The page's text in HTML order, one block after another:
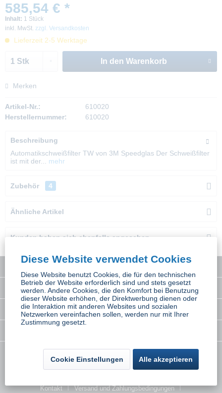
585,54 € *
Inhalt: 1 Stück
inkl. MwSt. zzgl. Versandkosten
Lieferzeit 2-5 Werktage
In den Warenkorb
Merken
Artikel-Nr.:
610020
Herstellernummer:
610020
Beschreibung
Automatikschweißfilter TW von 3M Speedglas Der Schweißfilter
ist mit der...
mehr
Zubehör 4
Ähnliche Artikel
Kunden haben sich ebenfalls angesehen
Interessantes
Rechtliches
* Alle Preise inkl. gesetzl. Mehrwertsteuer zzgl. Versandkostenwenn nicht
anders beschrieben
Kontakt Versand und Zahlungsbedingungen
Diese Website verwendet Cookies
Diese Website benutzt Cookies, die für den technischen
Betrieb der Website erforderlich sind und stets gesetzt
werden. Andere Cookies, die den Komfort bei Benutzung
dieser Website erhöhen, der Direktwerbung dienen oder
die Interaktion mit anderen Websites und sozialen
Netzwerken vereinfachen sollen, werden nur mit Ihrer
Zustimmung gesetzt.
Cookie Einstellungen Alle akzeptieren